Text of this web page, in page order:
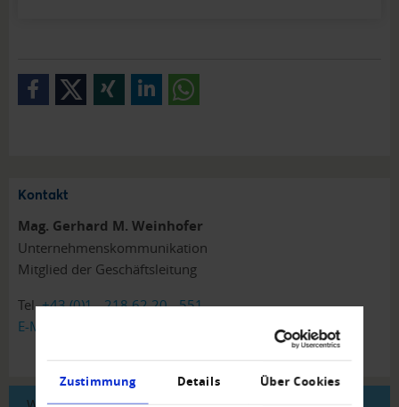
Zustimmung Details Über Cookies
Kontakt
Mag. Gerhard M. Weinhofer
Unternehmenskommunikation
Mitglied der Geschäftsleitung
Tel.+43 (0)1 - 218 62 20 - 551
E-Mail schreiben